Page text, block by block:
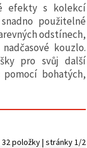
efekty s kolekcí
použitelné
odstínech,
kouzlo.
pro svůj další
bohatých,
32 položky | stránky 1/2